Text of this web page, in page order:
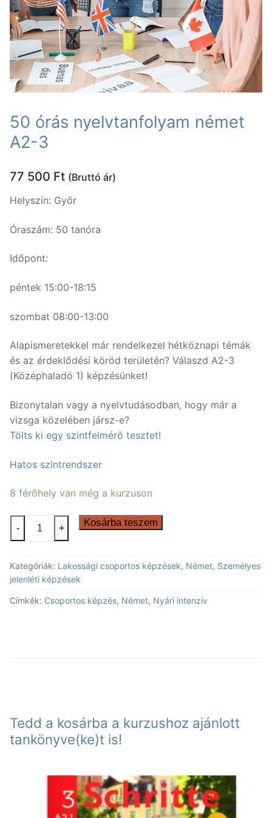
Nyelvtanfolyamok
Lakossági nyelvtanfolyamok
Egyéni nyelvi képzés
Szaknyelvi nyelvtanfolyamok
Vállalati nyelvtanfolyamok
Újlatin és orosz nyelv
Nyelvvizsgák
Rólunk
Kapcsolat
Blog
Módszertani központ
50 órás nyelvtanfolyam német
A2-3
77 500 Ft (Bruttó ár)
Helyszín: Győr
Óraszám: 50 tanóra
Időpont:
péntek 15:00-18:15
szombat 08:00-13:00
Alapismeretekkel már rendelkezel hétköznapi témák
és az érdeklődési köröd területén? Válaszd A2-3
(Középhaladó 1) képzésünket!
Bizonytalan vagy a nyelvtudásodban, hogy már a
vizsga közelében jársz-e?
Tölts ki egy szintfelmérő tesztet!
Hatos szintrendszer
8 férőhely van még a kurzuson
német
A2-
3
- + Kosárba teszem
Kategóriák: Lakossági csoportos képzések, Német, Személyes
jelenléti képzések
Címkék: Csoportos képzés, Német, Nyári intenzív
Tedd a kosárba a kurzushoz ajánlott
tankönyve(ke)t is!